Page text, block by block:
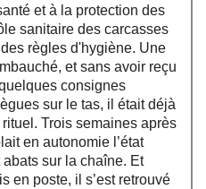
et à la protection des
sanitaire des carcasses
règles d'hygiène. Une
et sans avoir reçu
consignes
sur le tas, il était déjà
Trois semaines après
en autonomie l’état
sur la chaîne. Et
en poste, il s’est retrouvé